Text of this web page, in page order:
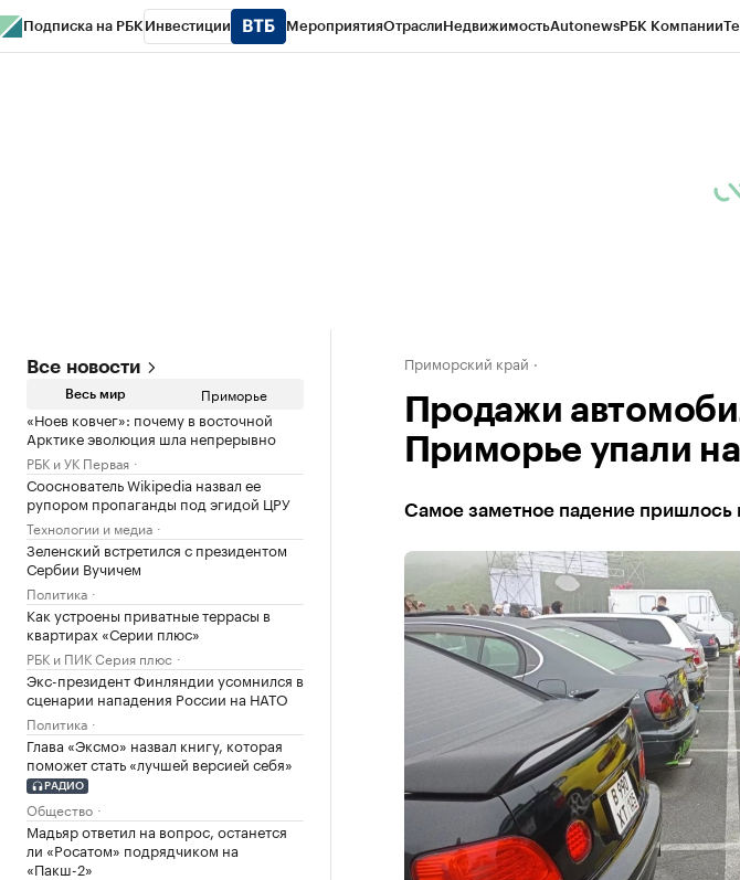
Подписка на РБК Инвестиции МероприятияОтраслиНедвижимостьAutonewsРБК Компании
Все новости
Весь мир Приморье
«Ноев ковчег»: почему в восточной
Арктике эволюция шла непрерывно
РБК и УК Первая
Сооснователь Wikipedia назвал ее
рупором пропаганды под эгидой ЦРУ
Технологии и медиа
Зеленский встретился с президентом
Сербии Вучичем
Политика
Как устроены приватные террасы в
квартирах «Серии плюс»
РБК и ПИК Серия плюс
Экс-президент Финляндии усомнился в
сценарии нападения России на НАТО
Политика
Глава «Эксмо» назвал книгу, которая
поможет стать «лучшей версией себя»
РАДИО
Общество
Мадьяр ответил на вопрос, останется
ли «Росатом» подрядчиком на
«Пакш-2»
Приморский край
Продажи
Приморье упали
Самое заметное падение пришлось